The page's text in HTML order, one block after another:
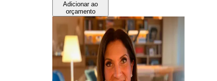
Adicionar ao
orçamento